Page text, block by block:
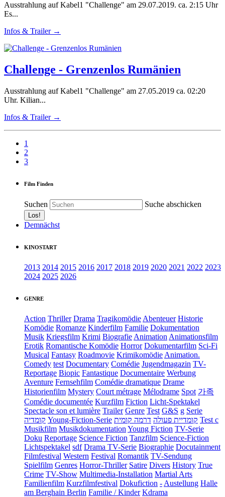
Ausstrahlung auf Kabel1 "Challenge" am 29.07.2019. ca. 2:15 Uhr
Es...
Infos & Trailer →
Challenge - Grenzenlos Rumänien
Ausstrahlung auf Kabel1 "Challenge" am 27.05.2019 ca. 02:20
Uhr. Kilian...
Infos & Trailer →
1
2
3
Film Finden
Suchen Suche abschicken
Demnächst
KINOSTART
2013 2014 2015 2016 2017 2018 2019 2020 2021 2022 2023
2024 2025 2026
GENRE
Action Thriller Drama Tragikomödie Abenteuer Historie
Komödie Romanze Kinderfilm Familie Dokumentation
Musik Kriegsfilm Krimi Biografie Animation Animationsfilm
Erotik Romantische Komödie Horror Dokumentarfilm Sci-Fi
Musical Fantasy Roadmovie Krimikomödie Animation.
Comedy test Documentary Comédie Jugendmagazin TV-
Reportage Biopic Fantastique Documentaire Werbung
Aventure Fernsehfilm Comédie dramatique Drame
Historienfilm Mystery Court métrage Mélodrame Spot 가족
Comédie documentée Kurzfilm Fiction Licht-Spektakel
Spectacle son et lumière Trailer Genre Test G&S g Serie
קומדיה Young-Fiction-Serie קומדיית פעולה דרמה קומית
Test c
Musikfilm Musikdokumentation Young Fiction TV-Serie
Doku Reportage Science Fiction Tanzfilm Science-Fiction
Lichtspektakel sdf Drama TV-Serie Biographie Docutainment
Filmfestival Western Festival Romantik TV-Sendung
Spielfilm Genres Horror-Thriller Satire Divers History True
Crime TV-Show Multimedia-Installation Martial Arts
Familienfilm Kurzfilmfestival Dokufiction - Austellung Halle
am Berghain Berlin Familie / Kinder Kdrama